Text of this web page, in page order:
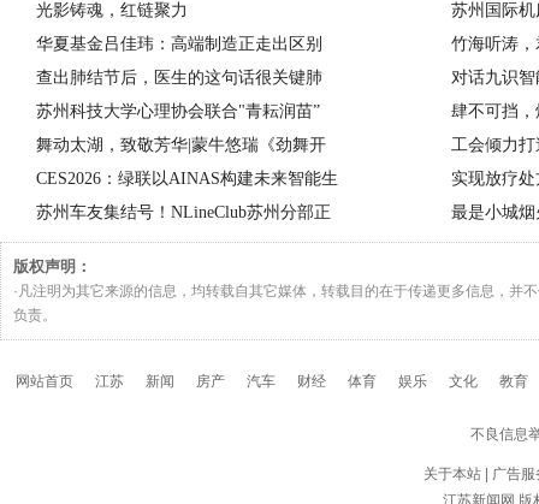
光影铸魂，红链聚力
华夏基金吕佳玮：高端制造正走出区别
查出肺结节后，医生的这句话很关键肺
苏州科技大学心理协会联合"青耘润苗”
舞动太湖，致敬芳华|蒙牛悠瑞《劲舞开
CES2026：绿联以AINAS构建未来智能生
苏州车友集结号！NLineClub苏州分部正
苏州国际
竹海听涛
对话九识
肆不可挡
工会倾力
实现放疗
最是小城
版权声明：
·凡注明为其它来源的信息，均转载自其它媒体，转载目的在于传递更多信息，并
负责。
网站首页 江苏 新闻 房产 汽车 财经 体育 娱乐 文化 教育
不良信息
关于本站
广告服
江苏新闻网 版